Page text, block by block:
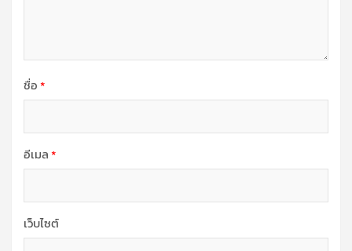
ชื่อ*
อีเมล*
เว็บไซต์